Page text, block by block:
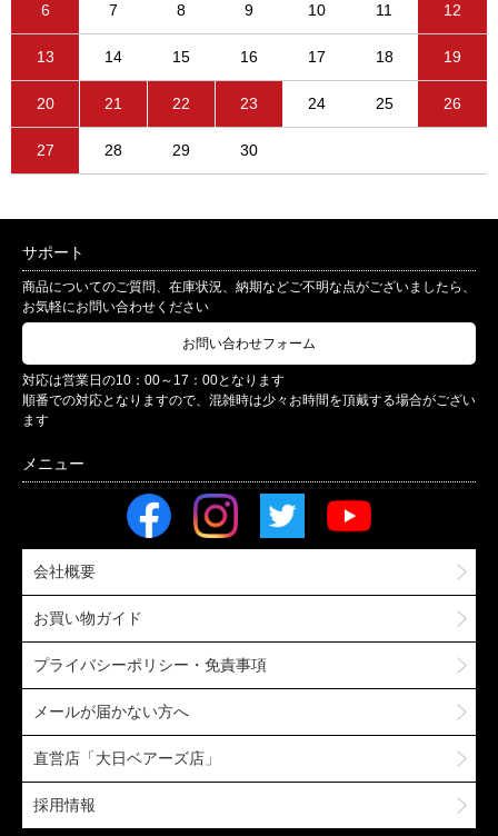
6 7 8 9 10 11 12
13 14 15 16 17 18 19
20 21 22 23 24 25 26
27 28 29 30
サポート
商品についてのご質問、在庫状況、納期などご不明な点がございましたら、
お気軽にお問い合わせください
お問い合わせフォーム
対応は営業日の10：00～17：00となります
順番での対応となりますので、混雑時は少々お時間を頂戴する場合がござい
ます
会社概要
お買い物ガイド
プライバシーポリシー・免責事項
メールが届かない方へ
直営店「大日ベアーズ店」
採用情報